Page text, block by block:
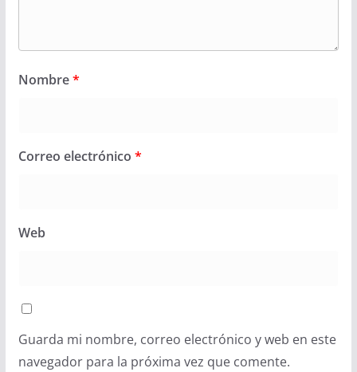
Nombre*
Correo electrónico *
Web
Guarda mi nombre, correo electrónico y web en este
navegador para la próxima vez que comente.